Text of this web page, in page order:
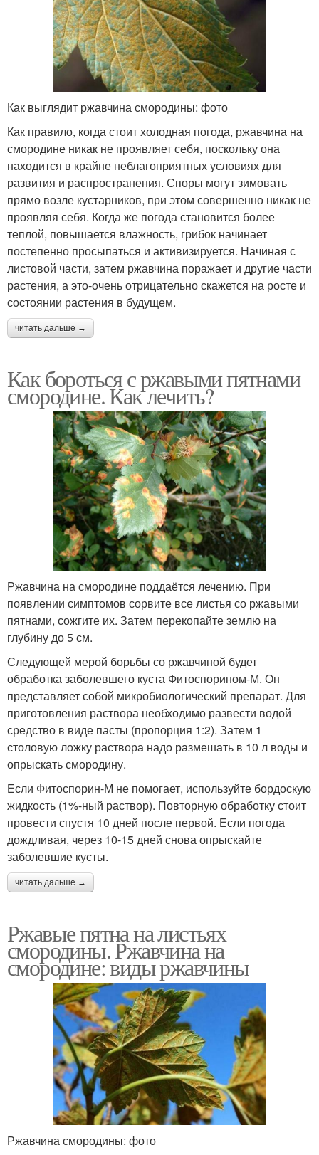
Как выглядит ржавчина смородины: фото
Как правило, когда стоит холодная погода, ржавчина на
смородине никак не проявляет себя, поскольку она
находится в крайне неблагоприятных условиях для
развития и распространения. Споры могут зимовать
прямо возле кустарников, при этом совершенно никак не
проявляя себя. Когда же погода становится более
теплой, повышается влажность, грибок начинает
постепенно просыпаться и активизируется. Начиная с
листовой части, затем ржавчина поражает и другие части
растения, а это-очень отрицательно скажется на росте и
состоянии растения в будущем.
читать дальше →
Как бороться с ржавыми пятнами
смородине. Как лечить?
Ржавчина на смородине поддаётся лечению. При
появлении симптомов сорвите все листья со ржавыми
пятнами, сожгите их. Затем перекопайте землю на
глубину до 5 см.
Следующей мерой борьбы со ржавчиной будет
обработка заболевшего куста Фитоспорином-М. Он
представляет собой микробиологический препарат. Для
приготовления раствора необходимо развести водой
средство в виде пасты (пропорция 1:2). Затем 1
столовую ложку раствора надо размешать в 10 л воды и
опрыскать смородину.
Если Фитоспорин-М не помогает, используйте бордоскую
жидкость (1%-ный раствор). Повторную обработку стоит
провести спустя 10 дней после первой. Если погода
дождливая, через 10-15 дней снова опрыскайте
заболевшие кусты.
читать дальше →
Ржавые пятна на листьях
смородины. Ржавчина на
смородине: виды ржавчины
Ржавчина смородины: фото